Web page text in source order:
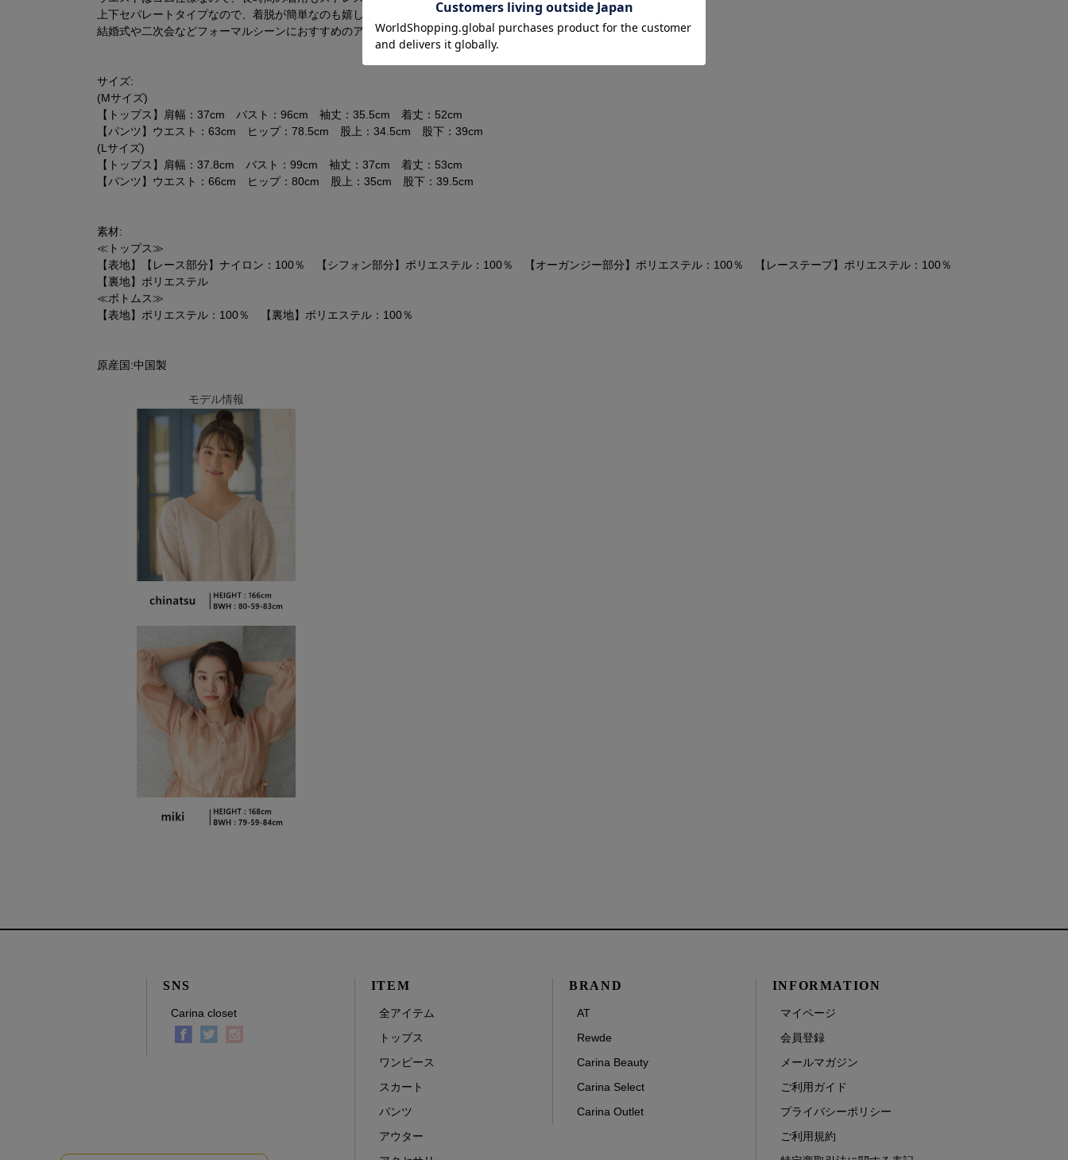
上下セパレートタイプなので、着脱が簡単なのも嬉しいポイントです。
結婚式や二次会などフォーマルシーンにおすすめのアイテムです。
サイズ:
(Mサイズ)
【トップス】肩幅：37cm バスト：96cm 袖丈：35.5cm 着丈：52cm
【パンツ】ウエスト：63cm ヒップ：78.5cm 股上：34.5cm 股下：39cm
(Lサイズ)
【トップス】肩幅：37.8cm バスト：99cm 袖丈：37cm 着丈：53cm
【パンツ】ウエスト：66cm ヒップ：80cm 股上：35cm 股下：39.5cm
素材:
≪トップス≫
【表地】【レース部分】ナイロン：100％ 【シフォン部分】ポリエステル：100％ 【オーガンジー部分】ポリエステル：100％ 【レーステープ】ポリエステル：100％
【裏地】ポリエステル
≪ボトムス≫
【表地】ポリエステル：100％ 【裏地】ポリエステル：100％
原産国:中国製
モデル情報
SNS
Carina closet
ITEM
全アイテム
トップス
ワンピース
スカート
パンツ
アウター
BRAND
AT
Rewde
Carina Beauty
Carina Select
Carina Outlet
INFORMATION
マイページ
会員登録
メールマガジン
ご利用ガイド
プライバシーポリシー
ご利用規約